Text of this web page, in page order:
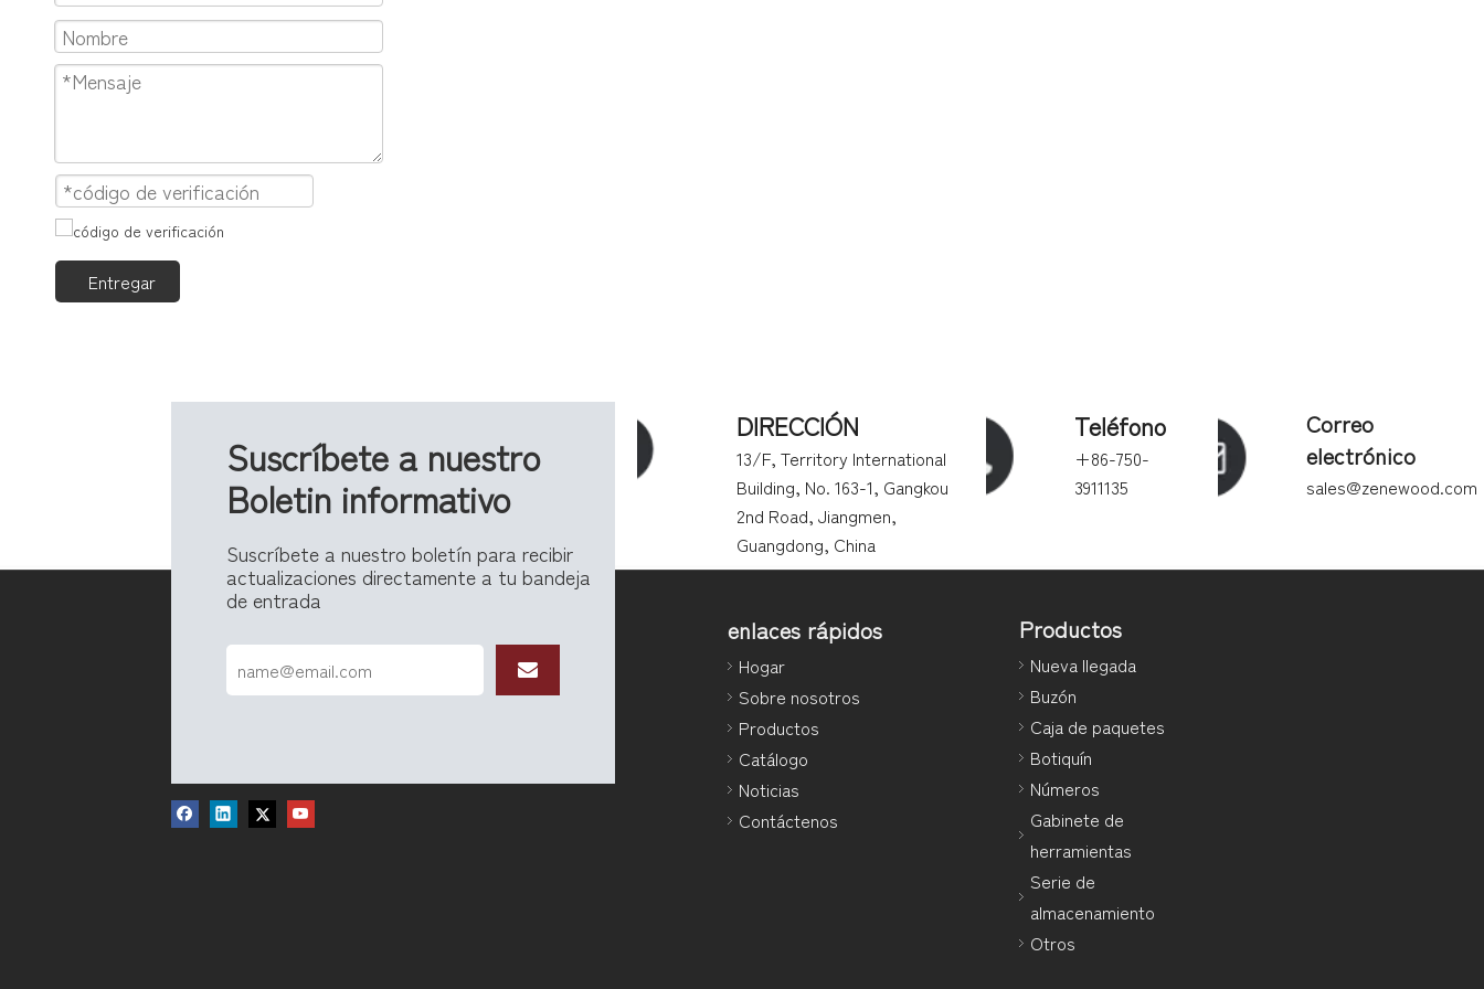
Entregar
Suscríbete a nuestro
Boletin informativo
Suscríbete a nuestro boletín para recibir
actualizaciones directamente a tu bandeja
de entrada
DIRECCIÓN
13/F, Territory International
Building, No. 163-1, Gangkou
2nd Road, Jiangmen,
Guangdong, China
enlaces rápidos
Hogar
Sobre nosotros
Productos
Catálogo
Noticias
Contáctenos
Teléfono
+86-750-
3911135
Productos
Nueva llegada
Buzón
Caja de paquetes
Botiquín
Números
Gabinete de
herramientas
Serie de
almacenamiento
Otros
Correo
electrónico
sales@zenewood.com